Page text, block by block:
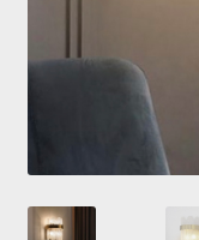
Мой аккаунт
Оплата и доставка
Оформление заказа